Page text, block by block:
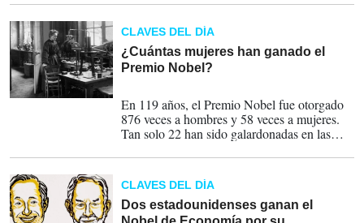
investigación farmacéutica.
CLAVES DEL DÍA
¿Cuántas mujeres han ganado el
Premio Nobel?
En 119 años, el Premio Nobel fue otorgado
876 veces a hombres y 58 veces a mujeres.
Tan solo 22 han sido galardonadas en las
CLAVES DEL DÍA
Dos estadounidenses ganan el